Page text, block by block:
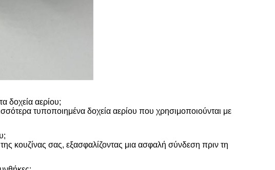
δοχεία αερίου;
τυποποιημένα δοχεία αερίου που χρησιμοποιούνται με
κουζίνας σας, εξασφαλίζοντας μια ασφαλή σύνδεση πριν τη